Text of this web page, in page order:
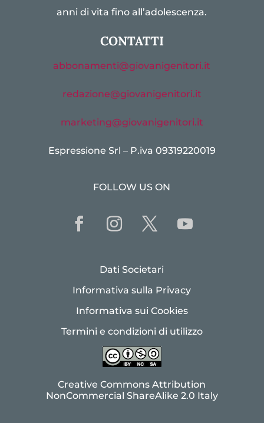
anni di vita fino all’adolescenza.
CONTATTI
abbonamenti@giovanigenitori.it
redazione@giovanigenitori.it
marketing@giovanigenitori.it
Espressione Srl – P.iva 09319220019
FOLLOW US ON
Dati Societari
Informativa sulla Privacy
Informativa sui Cookies
Termini e condizioni di utilizzo
Creative Commons Attribution
NonCommercial ShareAlike 2.0 Italy